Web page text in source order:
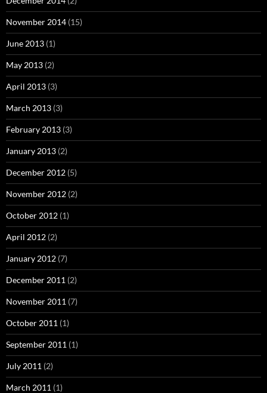
November 2014 (15)
June 2013 (1)
May 2013 (2)
April 2013 (3)
March 2013 (3)
February 2013 (3)
January 2013 (2)
December 2012 (5)
November 2012 (2)
October 2012 (1)
April 2012 (2)
January 2012 (7)
December 2011 (2)
November 2011 (7)
October 2011 (1)
September 2011 (1)
July 2011 (2)
March 2011 (1)